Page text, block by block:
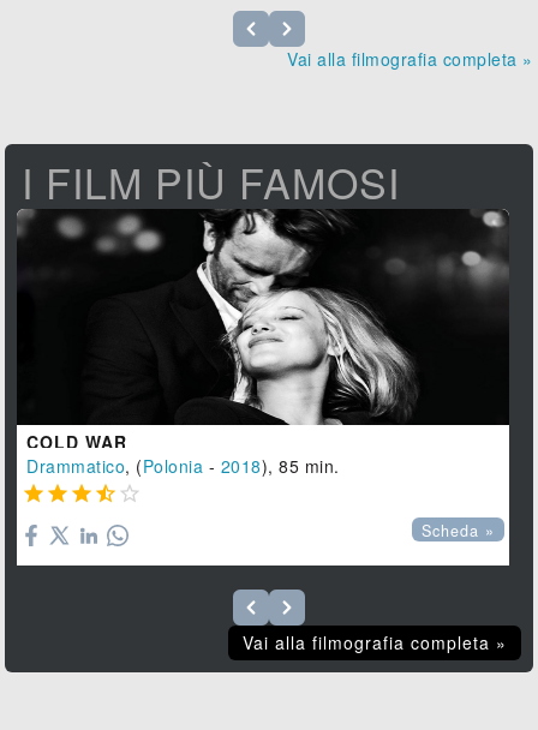
Vai alla filmografia completa »
I FILM PIÙ FAMOSI
COLD WAR
Drammatico, (Polonia - 2018), 85 min.
    
Scheda »
Vai alla filmografia completa »